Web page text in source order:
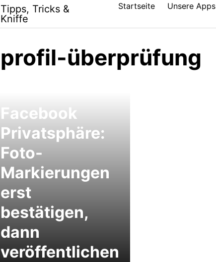
Tipps, Tricks &
Kniffe
Startseite Unsere Apps
profil-überprüfung
Facebook
Privatsphäre:
Foto-
Markierungen
erst
bestätigen,
dann
veröffentlichen